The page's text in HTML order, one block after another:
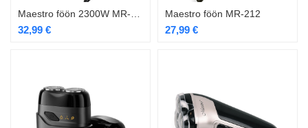
32,99 €
Maestro föön MR-212
27,99 €